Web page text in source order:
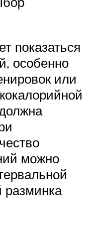
показаться
особенно
или
можно
разминка